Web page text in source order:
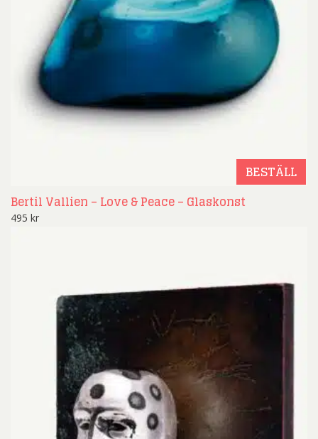
BESTÄLL
Bertil Vallien – Love & Peace – Glaskonst
495 kr